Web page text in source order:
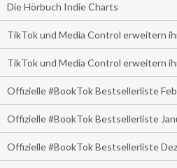
Die Hörbuch Indie Charts
TikTok und Media Control erweitern
TikTok und Media Control erweitern
Offizielle #BookTok Bestsellerliste
Offizielle #BookTok Bestsellerliste
Offizielle #BookTok Bestsellerliste